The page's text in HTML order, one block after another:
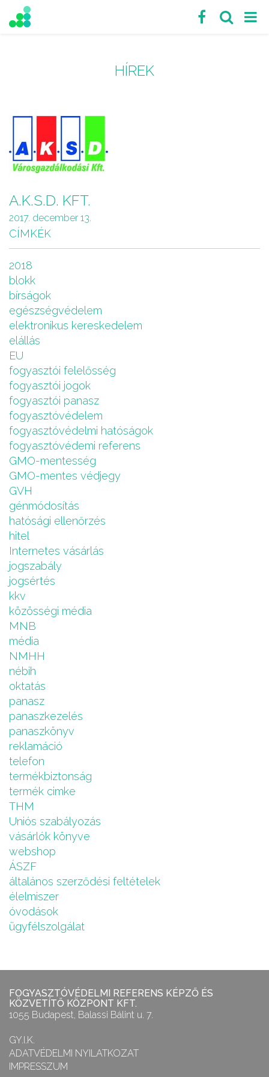
HÍREK
A.K.S.D. KFT.
2017. december 13.
CÍMKÉK
2018
blokk
bírságok
egészségvédelem
elektronikus kereskedelem
elállás
EU
fogyasztói felelősség
fogyasztói jogok
fogyasztói panasz
fogyasztóvédelem
fogyasztóvédelmi hatóságok
fogyasztóvédemi referens
GMO-mentesség
GMO-mentes védjegy
GVH
génmódosítás
hatósági ellenőrzés
hitel
Internetes vásárlás
jogszabály
jogsértés
kkv
közösségi média
MNB
média
NMHH
nébih
oktatás
panasz
panaszkezelés
panaszkönyv
reklamáció
telefon
termékbiztonság
termék cimke
THM
Uniós szabályozás
vásárlók könyve
webshop
ÁSZF
általános szerződési feltételek
élelmiszer
óvodások
ügyfélszolgálat
FOGYASZTÓVÉDELMI REFERENS KÉPZŐ ÉS
KÖZVETÍTŐ KÖZPONT KFT.
1055 Budapest, Balassi Bálint u. 7.
GY.I.K.
ADATVÉDELMI NYILATKOZAT
IMPRESSZUM